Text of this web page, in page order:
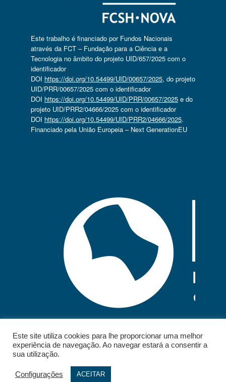
Este trabalho é financiado por Fundos Nacionais
através da FCT – Fundação para a Ciência e a
Tecnologia no âmbito do projeto UID/657/2025 com o
identificador
DOI https://doi.org/10.54499/UID/00657/2025, do projeto
UID/PRR/00657/2025 com o identificador
DOI https://doi.org/10.54499/UID/PRR/00657/2025e do
projeto UID/PRR2/04666/2025 com o identificador
DOI https://doi.org/10.54499/UID/PRR2/04666/2025.
Financiado pela União Europeia – Next GenerationEU
© 2026 - IELT. All rights reserved.
Este site utiliza cookies para lhe proporcionar uma melhor
experiência de navegação. Ao navegar estará a consentir a
sua utilização.
Configurações ACEITAR